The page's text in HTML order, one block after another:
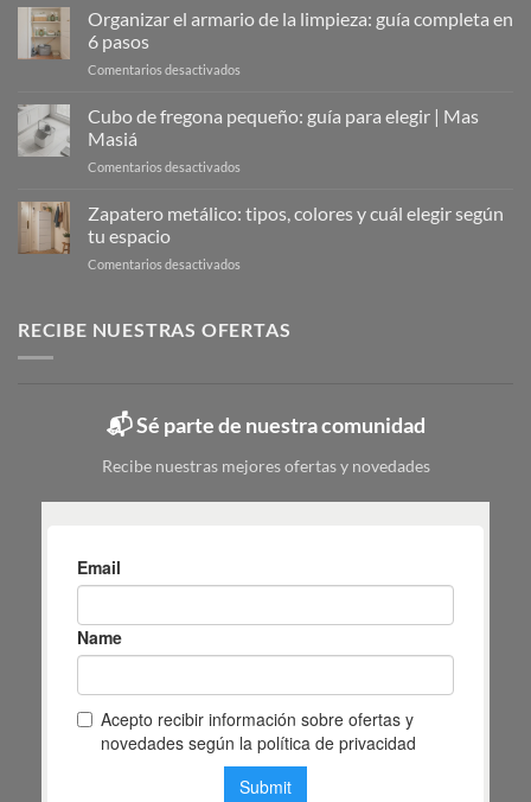
Metálicos:
La
Organizar
Organizar el armario de la limpieza: guía completa en
6 pasos
Comentarios desactivados
armario
guía
completa
Cubo de fregona pequeño: guía para elegir | Mas
Masiá
Comentarios desactivados
de
fregona
|
Zapatero metálico: tipos, colores y cuál elegir según
tu espacio
Comentarios desactivados
tipos,
según
espacio
RECIBE NUESTRAS OFERTAS
📬 Sé parte de nuestra comunidad
Recibe nuestras mejores ofertas y novedades